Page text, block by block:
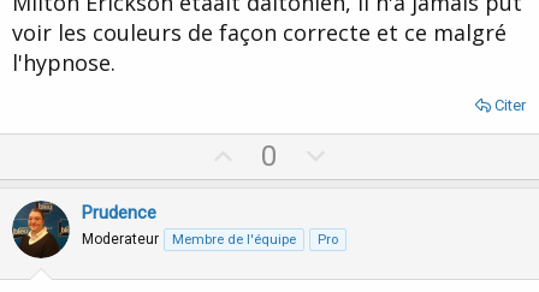
voir les couleurs de façon correcte et ce malgré
l'hypnose.
Citer
p
o
t
0
o
n
v
Prudence
Moderateur Membre de l'équipe Pro